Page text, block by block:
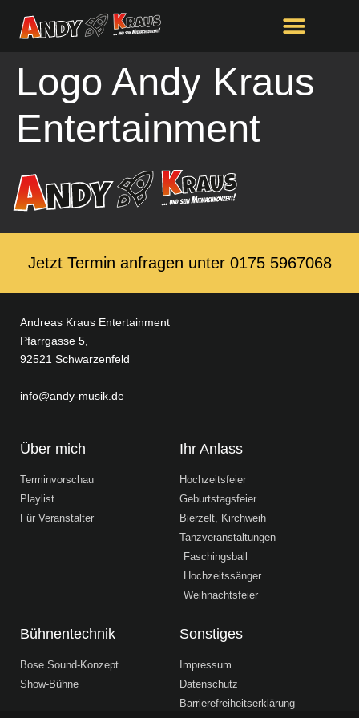
springen
Logo Andy Kraus
Entertainment
Jetzt Termin anfragen unter ‭0175 5967068‬
Andreas Kraus Entertainment
Pfarrgasse 5,
92521 Schwarzenfeld
info@andy-musik.de
Über mich
Terminvorschau
Playlist
Für Veranstalter
Ihr Anlass
Hochzeitsfeier
Geburtstagsfeier
Bierzelt, Kirchweih
Tanzveranstaltungen
Faschingsball
Hochzeitssänger
Weihnachtsfeier
Bühnentechnik
Bose Sound-Konzept
Show-Bühne
Sonstiges
Impressum
Datenschutz
Barrierefreiheitserklärung